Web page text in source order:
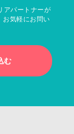
アパートナーが
お気軽にお問い
む